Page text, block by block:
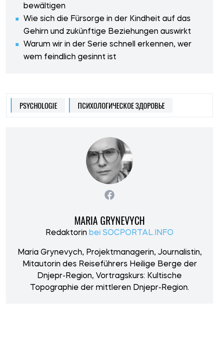
bewältigen
Wie sich die Fürsorge in der Kindheit auf das
Gehirn und zukünftige Beziehungen auswirkt
Warum wir in der Serie schnell erkennen, wer
wem feindlich gesinnt ist
PSYCHOLOGIE ПСИХОЛОГИЧЕСКОЕ ЗДОРОВЬЕ
MARIA GRYNEVYCH
Redaktorin bei SOCPORTAL.INFO
Maria Grynevych, Projektmanagerin, Journalistin,
Mitautorin des Reiseführers Heilige Berge der
Dnjepr-Region, Vortragskurs: Kultische
Topographie der mittleren Dnjepr-Region.